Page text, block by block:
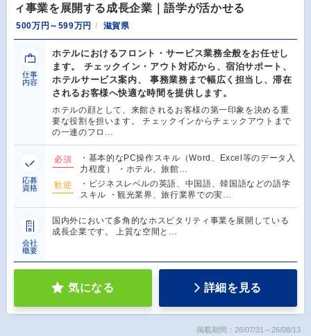
ィ事業を展開する成長企業｜語学が活かせる
500万円～599万円 滋賀県
仕事
内容
ホテルにおけるフロント・サービス業務全般をお任せし
ます。 チェックイン・アウト対応から、宿泊サポート、
ホテルサービス案内、 事務業務まで幅広く担当し、滞在
されるお客様へ快適な時間を提供します。
ホテルの顔として、来館されるお客様の第一印象を決める重
要な役割を担います。 チェックインからチェックアウトまで
の一連のフロ…
応募
資格
必須
・基本的なPC操作スキル（Word、Excel等のデータ入
力程度） ・ホテル、旅館…
歓迎
・ビジネスレベルの英語、中国語、韓国語などの語学
スキル ・観光業界、旅行業界での実…
会社
概要
国内外において多角的なホスピタリティ事業を展開している
成長企業です。 上質な空間と…
気になる 詳細を見る
掲載期間：26/07/31～26/08/13